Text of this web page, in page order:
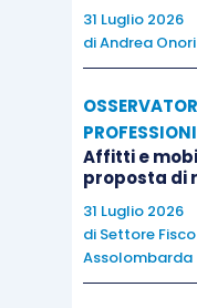
31 Luglio 2026
diAndrea Onori
PROFESSIONI
Affitti e
proposta di
31 Luglio 2026
di Settore
Assolombarda